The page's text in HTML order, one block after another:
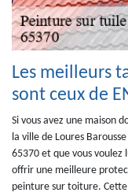
Les meilleurs
sont ceux de
Si vous avez une maison
la ville de Loures
65370 et que vous voulez
offrir une meilleure
peinture sur toiture.